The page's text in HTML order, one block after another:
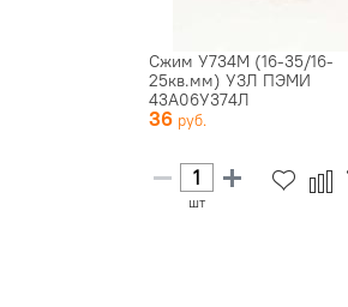
Сжим У734М (16-35/16-
25кв.мм) УЗЛ ПЭМИ
43А06У374Л
36
шт